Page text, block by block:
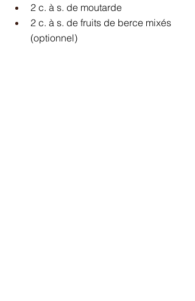
2 c. à s. de moutarde
2 c. à s. de fruits de berce mixés
(optionnel)